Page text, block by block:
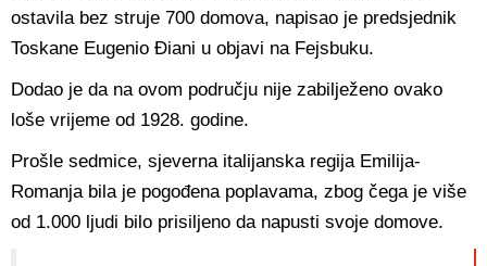
ostavila bez struje 700 domova, napisao je predsjednik
Toskane Eugenio Điani u objavi na Fejsbuku.
Dodao je da na ovom području nije zabilježeno ovako
loše vrijeme od 1928. godine.
Prošle sedmice, sjeverna italijanska regija Emilija-
Romanja bila je pogođena poplavama, zbog čega je više
od 1.000 ljudi bilo prisiljeno da napusti svoje domove.